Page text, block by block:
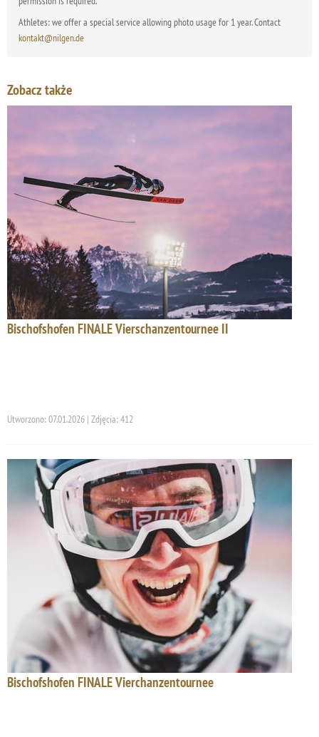
Athletes: we offer a special service allowing photo usage for 1 year. Contact
kontakt@nilgen.de
Zobacz także
Bischofshofen FINALE Vierschanzentournee II
Utworzono: 07.01.2026 | Zdjęcia: 412
Bischofshofen FINALE Vierchanzentournee